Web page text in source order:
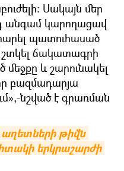
Սակայն մեր
անգամ կարողացավ
պատուհասած
շտկել ճակատագրի
մեջքը և շարունակել
բազմադարյա
նշված է գրառման
աղետների թիվն
երկրաշարժի